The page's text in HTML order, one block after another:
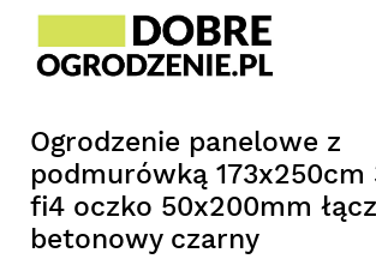
Ogrodzenie panelowe z
podmurówką
fi4 oczko 50x200mm
betonowy czarny